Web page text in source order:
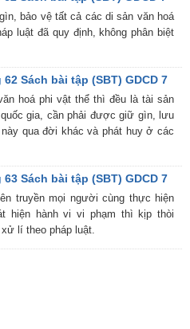
bảo vệ tất cả các di sản văn hoá
luật đã quy định, không phân biệt
62 Sách bài tập (SBT) GDCD 7
hoá phi vật thể thì đều là tài sản
gia, cần phải được giữ gìn, lưu
qua đời khác và phát huy ở các
63 Sách bài tập (SBT) GDCD 7
truyền mọi người cùng thực hiện
hiện hành vi vi phạm thì kịp thòi
lí theo pháp luật.